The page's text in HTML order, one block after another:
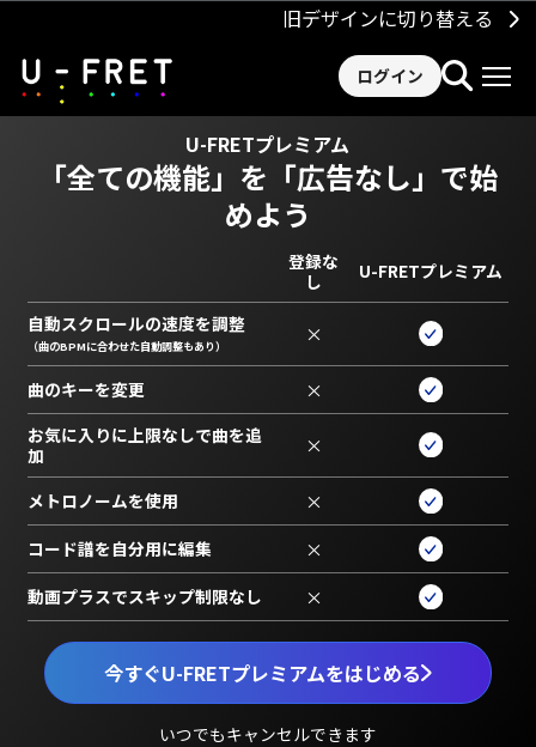
旧デザインに切り替える
ログイン
U-FRETプレミアム
「全ての機能」を 「広告なし」で始
めよう
今すぐU-FRETプレミアムをはじめる
いつでもキャンセルできます
登録な
し
U-FRETプレミアム
自動スクロールの速度を調整
（曲のBPMに合わせた自動調整もあり） ×
曲のキーを変更 ×
お気に入りに上限なしで曲を追
加
×
メトロノームを使用 ×
コード譜を自分用に編集 ×
動画プラスでスキップ制限なし ×